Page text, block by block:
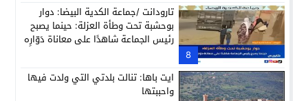
8
تارودانت /جماعة الكدية البيضا: دوار
بوحشبة تحت وطأة العزلة: حينما يصبح
رئيس الجماعة شاهدًا على معاناة دَوّارِه
ايت باها: تنالت بلدتي التي ولدت فيها
واحببتها